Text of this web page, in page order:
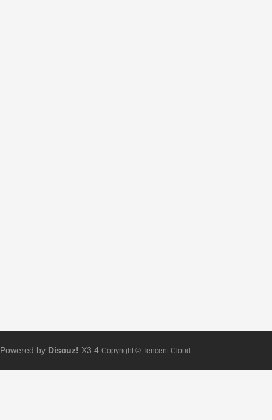
Powered by Discuz! X3.4 Copyright © Tencent Cloud.